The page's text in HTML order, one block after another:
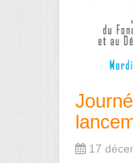
17